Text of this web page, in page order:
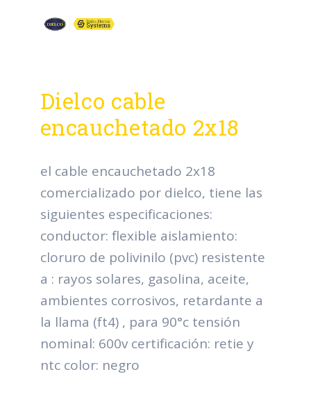
Dielco cable
encauchetado 2x18
el cable encauchetado 2x18
comercializado por dielco, tiene las
siguientes especificaciones:
conductor: flexible aislamiento:
cloruro de polivinilo (pvc) resistente
a : rayos solares, gasolina, aceite,
ambientes corrosivos, retardante a
la llama (ft4) , para 90°c tensión
nominal: 600v certificación: retie y
ntc color: negro